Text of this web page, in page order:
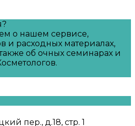
о нашем сервисе,
и расходных материалах,
об очных семинарах и
пер., д.18, стр. 1